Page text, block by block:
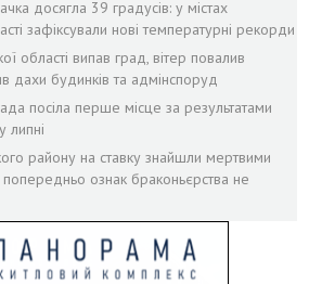
досягла 39 градусів: у містах
зафіксували нові температурні рекорди
області випав град, вітер повалив
дахи будинків та адмінспоруд
посіла перше місце за результатами
липні
району на ставку знайшли мертвими
ознак браконьєрства не